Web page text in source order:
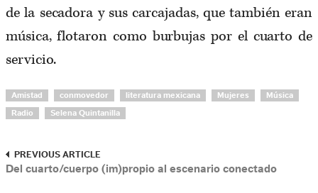
de la secadora y sus carcajadas, que también eran
música, flotaron como burbujas por el cuarto de
servicio.
Amistad conmovedor literatura mexicana Mujeres Música
Radio Selena Quintanilla
PREVIOUS ARTICLE
Del cuarto/cuerpo (im)propio al escenario conectado